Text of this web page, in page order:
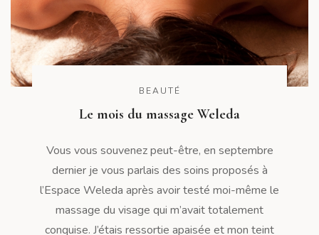
BEAUTÉ
Le mois du massage Weleda
Vous vous souvenez peut-être, en septembre
dernier je vous parlais des soins proposés à
l’Espace Weleda après avoir testé moi-même le
massage du visage qui m’avait totalement
conquise. J’étais ressortie apaisée et mon teint